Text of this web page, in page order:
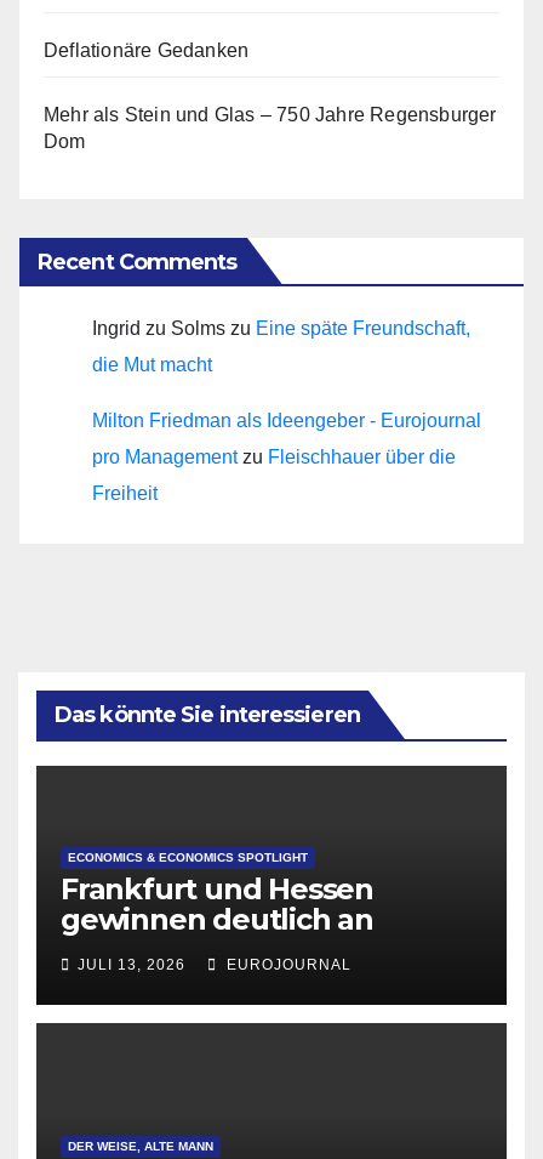
Deflationäre Gedanken
Mehr als Stein und Glas – 750 Jahre Regensburger
Dom
Recent Comments
Ingrid zu Solms zu Eine späte Freundschaft,
die Mut macht
Milton Friedman als Ideengeber - Eurojournal
pro Managementzu Fleischhauer über die
Freiheit
Das könnte Sie interessieren
ECONOMICS & ECONOMICS SPOTLIGHT
Frankfurt und Hessen
gewinnen deutlich an
Attraktivität für Startup-
Gründungen
JULI 13, 2026 EUROJOURNAL
DER WEISE, ALTE MANN